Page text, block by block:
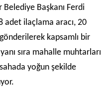
Başkanı Ferdi
adet ilaçlama aracı, 20
kapsamlı bir
sıra mahalle muhtarları
yoğun şekilde